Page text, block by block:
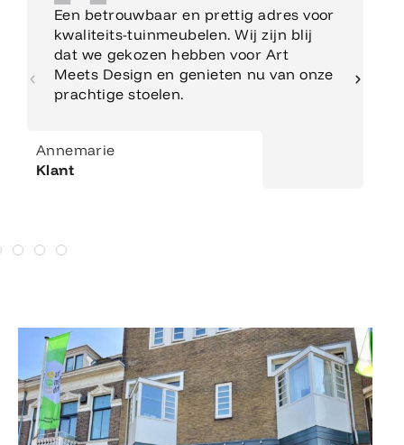
Een betrouwbaar en prettig adres voor
kwaliteits-tuinmeubelen. Wij zijn blij
dat we gekozen hebben voor Art
Meets Design en genieten nu van onze
prachtige stoelen.
Annemarie
Klant